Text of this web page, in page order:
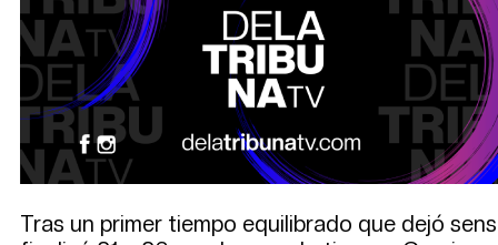
Tras un primer tiempo equilibrado que dejó